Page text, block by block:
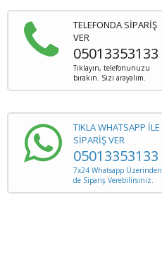
TELEFONDA SİPARİŞ
VER
05013353133
Tıklayın, telefonunuzu
bırakın. Sizi arayalım.
TIKLA WHATSAPP İLE
SİPARİŞ VER
05013353133
7x24 Whatsapp Üzerinden
de Sipariş Verebilirsiniz.